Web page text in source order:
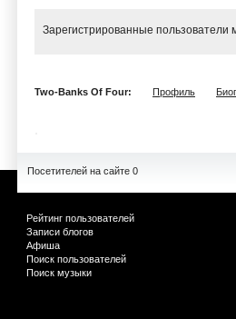
Зарегистрированные пользователи
Two-Banks Of Four: Профиль
Посетителей на сайте 0
Рейтинг пользователей
Записи блогов
Афиша
Поиск пользователей
Поиск музыки